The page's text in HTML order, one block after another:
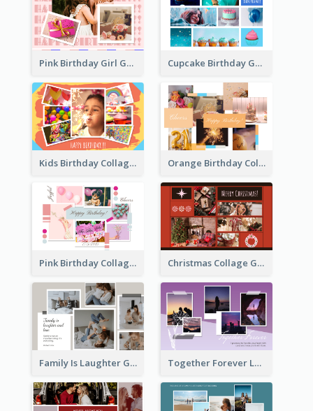
Pink Birthday Girl Greeting Card Cupcake Birthday Greeting Card
Kids Birthday Collage Greeting Card Orange Birthday Collage Greeting Card
Pink Birthday Collage Greeting Card Christmas Collage Greeting Card
Family Is Laughter Greeting Card Together Forever Love Greeting Card